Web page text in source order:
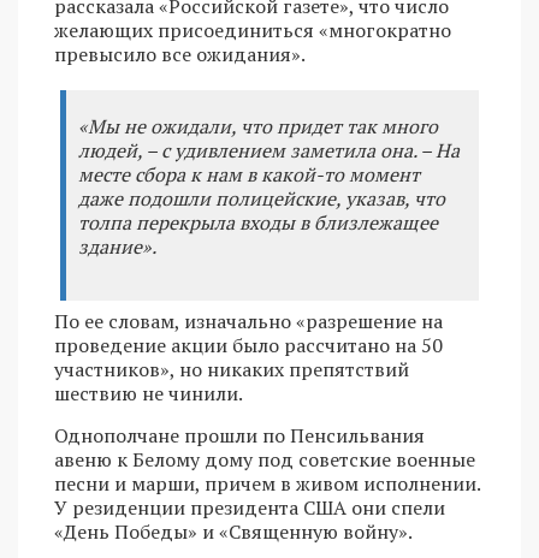
рассказала «Российской газете», что число
желающих присоединиться «многократно
превысило все ожидания».
«Мы не ожидали, что придет так много
людей, – с удивлением заметила она. – На
месте сбора к нам в какой-то момент
даже подошли полицейские, указав, что
толпа перекрыла входы в близлежащее
здание».
По ее словам, изначально «разрешение на
проведение акции было рассчитано на 50
участников», но никаких препятствий
шествию не чинили.
Однополчане прошли по Пенсильвания
авеню к Белому дому под советские военные
песни и марши, причем в живом исполнении.
У резиденции президента США они спели
«День Победы» и «Священную войну».